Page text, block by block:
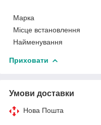
Марка
Місце встановлення
Найменування
Приховати
Умови доставки
Нова Пошта